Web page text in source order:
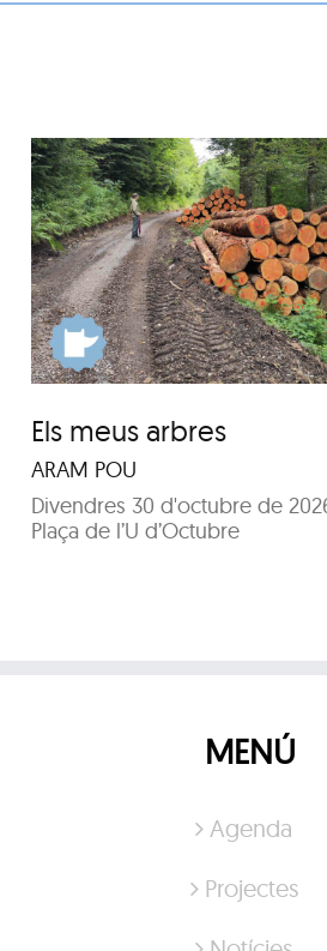
Els meus arbres
ARAM POU
Divendres 30 d'octubre de
Plaça de l’U d’Octubre
El qui no
MENÚ
Agenda
Projectes